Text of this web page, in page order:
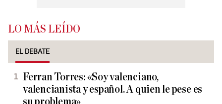
LO MÁS LEÍDO
EL DEBATE
Ferran Torres: «Soy valenciano,
valencianista y español. A quien le pese es